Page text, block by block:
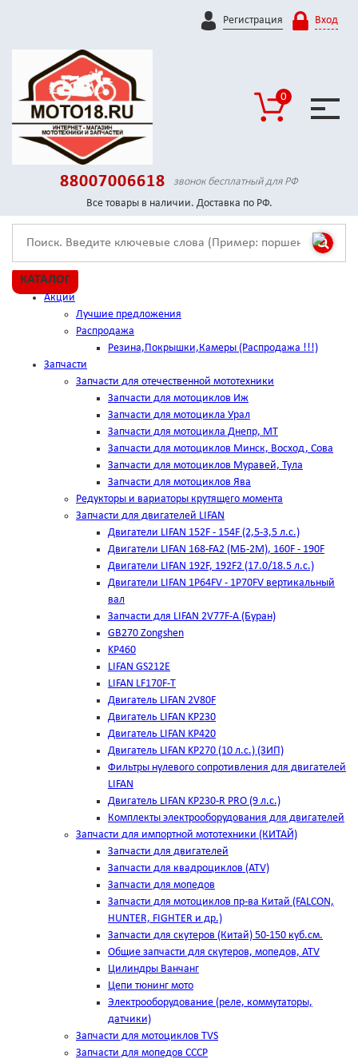
Регистрация Вход
0
88007006618
звонок бесплатный для РФ
Все товары в наличии. Доставка по РФ.
КАТАЛОГ
Акции
Лучшие предложения
Распродажа
Резина,Покрышки,Камеры (Распродажа !!!)
Запчасти
Запчасти для отечественной мототехники
Запчасти для мотоциклов Иж
Запчасти для мотоцикла Урал
Запчасти для мотоцикла Днепр, МТ
Запчасти для мотоциклов Минск, Восход, Сова
Запчасти для мотоциклов Муравей, Тула
Запчасти для мотоциклов Ява
Редукторы и вариаторы крутящего момента
Запчасти для двигателей LIFAN
Двигатели LIFAN 152F - 154F (2,5-3,5 л.с.)
Двигатели LIFAN 168-FA2 (МБ-2М), 160F - 190F
Двигатели LIFAN 192F, 192F2 (17.0/18.5 л.с.)
Двигатели LIFAN 1Р64FV - 1Р70FV вертикальный
вал
Запчасти для LIFAN 2V77F-A (Буран)
GB270 Zongshen
KP460
LIFAN GS212E
LIFAN LF170F-T
Двигатель LIFAN 2V80F
Двигатель LIFAN KP230
Двигатель LIFAN KP420
Двигатель LIFAN KP270 (10 л.с.) (ЗИП)
Фильтры нулевого сопротивления для двигателей
LIFAN
Двигатель LIFAN KP230-R PRO (9 л.с.)
Комплекты электрооборудования для двигателей
Запчасти для импортной мототехники (КИТАЙ)
Запчасти для двигателей
Запчасти для квадроциклов (ATV)
Запчасти для мопедов
Запчасти для мотоциклов пр-ва Китай (FALCON,
HUNTER, FIGHTER и др.)
Запчасти для скутеров (Китай) 50-150 куб.см.
Общие запчасти для скутеров, мопедов, ATV
Цилиндры Ванчанг
Цепи тюнинг мото
Электрооборудование (реле, коммутаторы,
датчики)
Запчасти для мотоциклов TVS
Запчасти для мопедов СССР